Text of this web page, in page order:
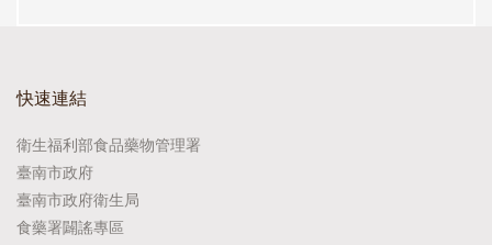
快速連結
衛生福利部食品藥物管理署
臺南市政府
臺南市政府衛生局
食藥署闢謠專區